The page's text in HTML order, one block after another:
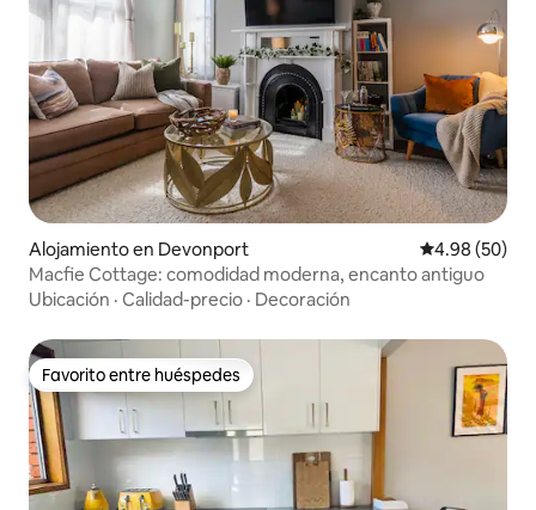
Alojamiento en Devonport Calificación
4.98 (50)
Macfie Cottage: comodidad moderna, encanto antiguo
Ubicación · Calidad-precio · Decoración
Favorito entre huéspedes
Favorito entre huéspedes